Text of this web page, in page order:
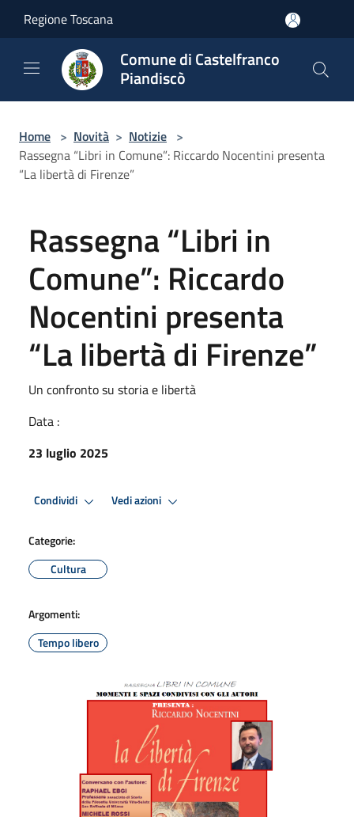
Regione Toscana
Comune di Castelfranco
Piandiscò
Home > Novità > Notizie >
Rassegna “Libri in Comune”: Riccardo Nocentini presenta
“La libertà di Firenze”
Rassegna “Libri in
Comune”: Riccardo
Nocentini presenta
“La libertà di Firenze”
Un confronto su storia e libertà
Data :
23 luglio 2025
Condividi Vedi azioni
Categorie:
Cultura
Argomenti:
Tempo libero